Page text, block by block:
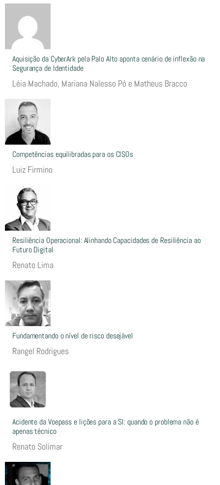
Aquisição da CyberArk pela Palo Alto aponta cenário de inflexão na
Segurança de Identidade
Léia Machado, Mariana Nalesso Pó e Matheus Bracco
Competências equilibradas para os CISOs
Luiz Firmino
Resiliência Operacional: Alinhando Capacidades de Resiliência ao
Futuro Digital
Renato Lima
Fundamentando o nível de risco desejável
Rangel Rodrigues
Acidente da Voepass e lições para a SI: quando o problema não é
apenas técnico
Renato Solimar